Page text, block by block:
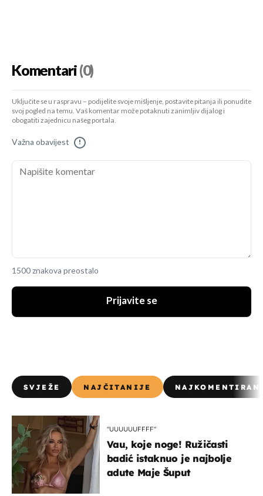
Komentari(0)
Uključite se u raspravu – podijelite svoje mišljenje, postavite pitanja ili ponudite
svoj pogled na temu. Vaš komentar može potaknuti zanimljiv dijalog i
obogatiti zajednicu našeg portala.
Važna obavijest !
1500 znakova preostalo
Prijavite se
SVJEŽE NAJČITANIJE
"UUUUUUFFFF"
Vau, koje noge! Ružičasti
badić istaknuo je najbolje
adute Maje Šuput